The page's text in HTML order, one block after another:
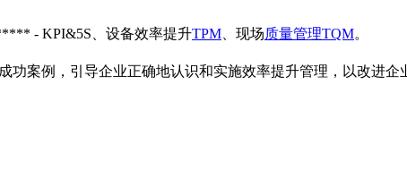
- KPI&5S、设备效率提升TPM 、现场质量管理TQM。
功案例，引导企业正确地认识和实施效率提升管理，以改进企